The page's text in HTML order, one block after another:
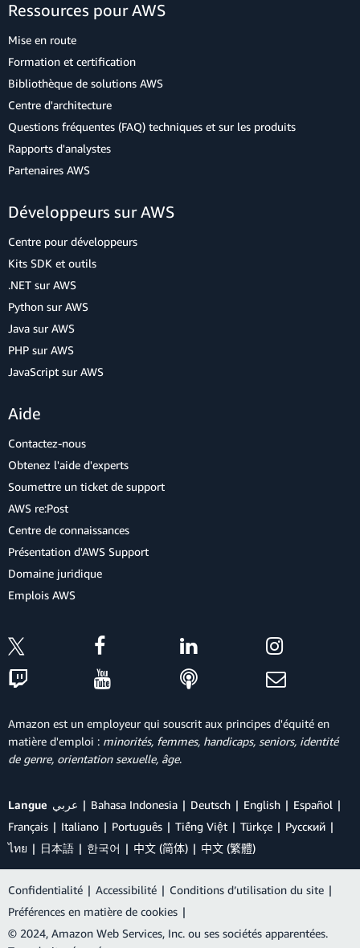
Ressources pour AWS
Mise en route
Formation et certification
Bibliothèque de solutions AWS
Centre d'architecture
Questions fréquentes (FAQ) techniques et sur les produits
Rapports d'analystes
Partenaires AWS
Développeurs sur AWS
Centre pour développeurs
Kits SDK et outils
.NET sur AWS
Python sur AWS
Java sur AWS
PHP sur AWS
JavaScript sur AWS
Aide
Contactez-nous
Obtenez l'aide d'experts
Soumettre un ticket de support
AWS re:Post
Centre de connaissances
Présentation d'AWS Support
Domaine juridique
Emplois AWS
Amazon est un employeur qui souscrit aux principes d'équité en
matière d'emploi : minorités, femmes, handicaps, seniors, identité
de genre, orientation sexuelle, âge.
Langue عربي Bahasa Indonesia Deutsch English
Español
Français
Italiano Português Tiếng Việt Türkçe
Ρусский
ไทย
日本語 한국어 中文 (简体) 中文 (繁體)
Confidentialité | Accessibilité | Conditions d’utilisation du site |
Préférences en matière de cookies |
© 2024, Amazon Web Services, Inc. ou ses sociétés apparentées.